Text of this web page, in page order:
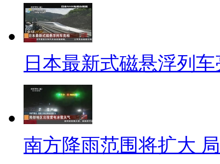
【解说】周筱赟还提出，本
主办了品牌中国女性的颁奖活动
选“2013年中国十大品牌女性”。
【同期】网络爆料人 周筱赟
一个监督者，号称监督者给
是非常不合适的。
【解说】王永回应说，正因
日本最新式磁悬浮列
南方降雨范围将扩大